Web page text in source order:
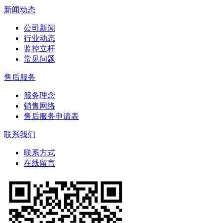
新闻动态
公司新闻
行业动态
监控立杆
常见问题
售后服务
服务理念
销售网络
售后服务申请表
联系我们
联系方式
在线留言